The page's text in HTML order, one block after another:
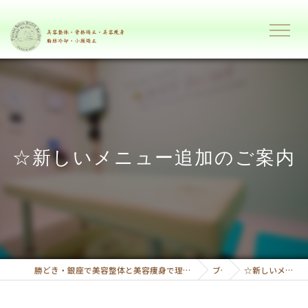
☆新しいメニュー追加のご案内
勝どき・銀座で美容整体と美容痩身で理想のボディーへ導くプライベートサロンボディーリセット ブログ ☆新しいメニュー追加のご案内